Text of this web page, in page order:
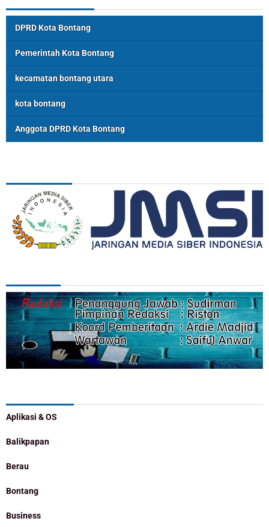
DPRD Kota Bontang
Pemerintah Kota Bontang
kecamatan bontang utara
kota bontang
Anggota DPRD Kota Bontang
Aplikasi & OS
Balikpapan
Berau
Bontang
Business